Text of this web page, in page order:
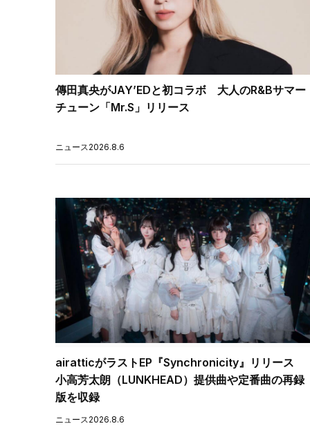
傳田真央がJAY’EDと初コラボ 大人のR&Bサマー
チューン「Mr.S」リリース
ニュース 2026.8.6
airatticがラストEP『Synchronicity』リリース
小高芳太朗（LUNKHEAD）提供曲や定番曲の再録
版を収録
ニュース 2026.8.6